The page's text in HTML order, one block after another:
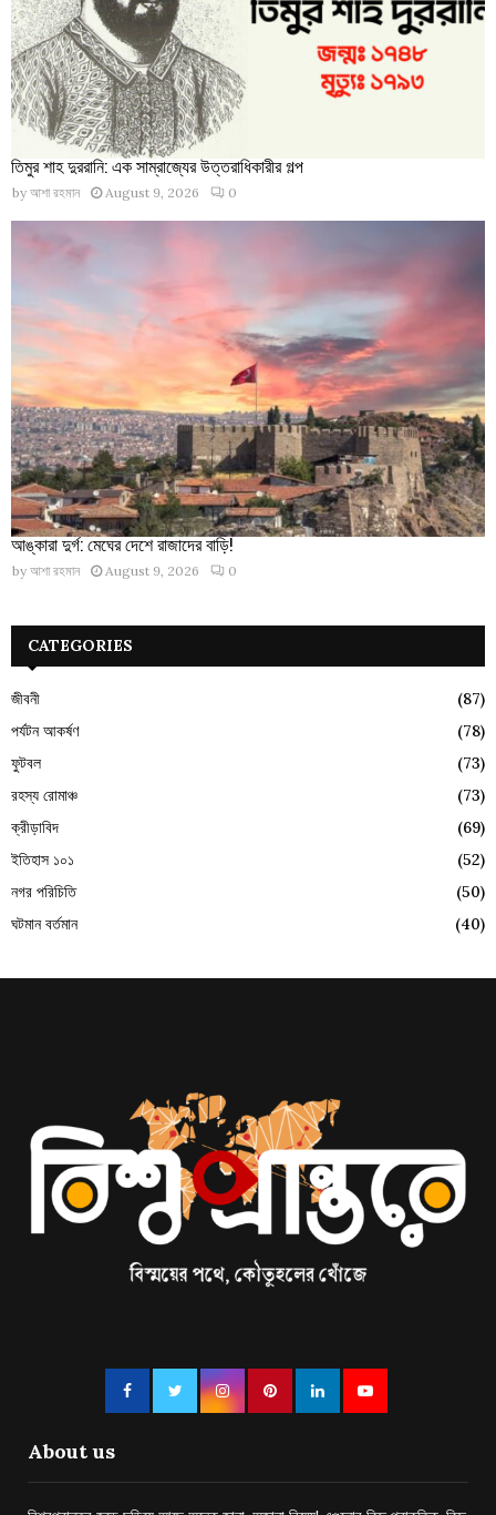
তিমুর শাহ দুররানি: এক সাম্রাজ্যের উত্তরাধিকারীর গল্প
by আশা রহমান August 9, 2026 0
আঙ্কারা দুর্গ: মেঘের দেশে রাজাদের বাড়ি!
by আশা রহমান August 9, 2026 0
CATEGORIES
জীবনী
(87)
পর্যটন আকর্ষণ
(78)
ফুটবল
(73)
রহস্য রোমাঞ্চ
(73)
ক্রীড়াবিদ
(69)
ইতিহাস ১০১
(52)
নগর পরিচিতি
(50)
ঘটমান বর্তমান
(40)
About us